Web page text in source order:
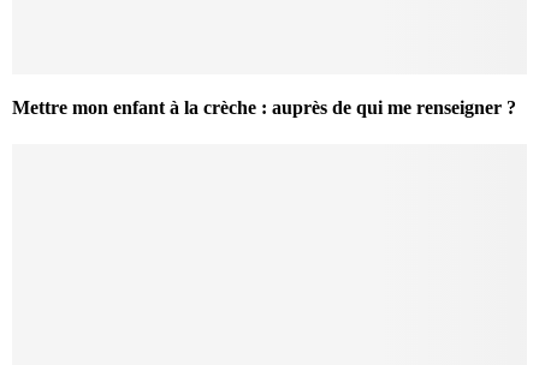
Mettre mon enfant à la crèche : auprès de qui me renseigner ?